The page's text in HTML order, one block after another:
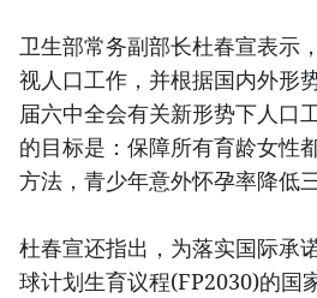
卫生部常务副部长杜春宣表示
视人口工作，并根据国内外形
届六中全会有关新形势下人口
的目标是：保障所有育龄女性
方法，青少年意外怀孕率降低
杜春宣还指出，为落实国际承
球计划生育议程(FP2030)的国